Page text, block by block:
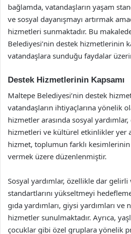
bağlamda, vatandaşların yaşam
ve sosyal dayanışmayı artırmak
hizmetleri sunmaktadır. Bu
Belediyesi’nin destek hizmetlerinin
vatandaşlara sunduğu faydalar
Destek Hizmetlerinin Kapsamı
Maltepe Belediyesi’nin destek
vatandaşların ihtiyaçlarına yönelik
hizmetler arasında sosyal
hizmetleri ve kültürel etkinlikler yer
hizmet, toplumun farklı kesimlerinin
vermek üzere düzenlenmiştir.
Sosyal yardımlar, özellikle dar gelirli
standartlarını yükseltmeyi
gıda yardımları, giysi yardımları
hizmetler sunulmaktadır. Ayrıca,
çocuklar gibi özel gruplara yönelik